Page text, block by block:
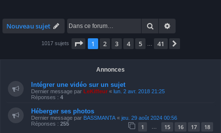
Nouveau sujet Rechercher
1017 sujets Page 1sur41
1 2 3 4 5 41
Annonces
Intégrer une vidéo sur un sujet
Dernier message par LeKiffeur « lun. 2 avr. 2018 21:25
Réponses : 4
Héberger ses photos
Dernier message par BASSMANTA « jeu. 29 août 2024 00:56
Réponses : 255 1 15 16 17 18